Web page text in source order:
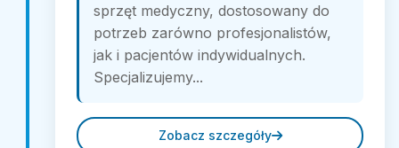
sprzęt medyczny, dostosowany do
potrzeb zarówno profesjonalistów,
jak i pacjentów indywidualnych.
Specjalizujemy...
Zobacz szczegóły